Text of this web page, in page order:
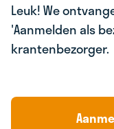
Leuk! We
'Aanmelden als
krantenbezorger.